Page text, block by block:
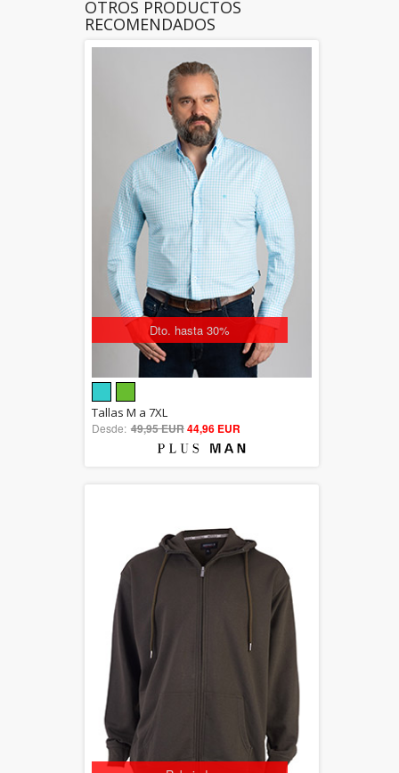
OTROS PRODUCTOS
RECOMENDADOS
Dto. hasta 30%
out of 5
Tallas M a 7XL
Desde: 49,95 EUR44,96 EUR